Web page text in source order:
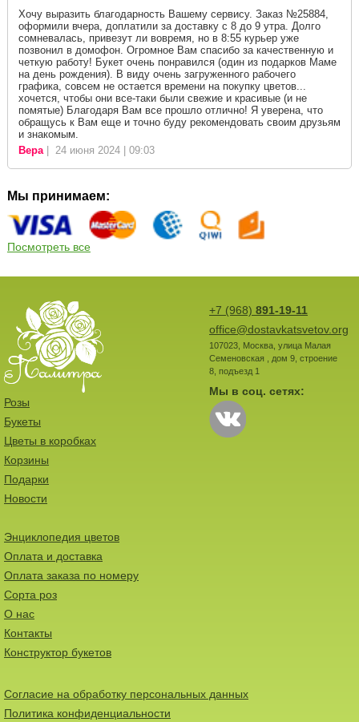
Хочу выразить благодарность Вашему сервису. Заказ №25884,
оформили вчера, доплатили за доставку с 8 до 9 утра. Долго
сомневалась, привезут ли вовремя, но в 8:55 курьер уже
позвонил в домофон. Огромное Вам спасибо за качественную и
четкую работу! Букет очень понравился (один из подарков Маме
на день рождения). В виду очень загруженного рабочего
графика, совсем не остается времени на покупку цветов...
хочется, чтобы они все-таки были свежие и красивые (и не
помятые) Благодаря Вам все прошло отлично! Я уверена, что
обращусь к Вам еще и точно буду рекомендовать своим друзьям
и знакомым.
Вера| 24 июня 2024 | 09:03
Мы принимаем:
Посмотреть все
+7 (968) 891-19-11
office@dostavkatsvetov.org
107023, Москва, улица Малая
Семеновская , дом 9, строение
8, подъезд 1
Мы в соц. сетях:
Розы
Букеты
Цветы в коробках
Корзины
Подарки
Новости
Энциклопедия цветов
Оплата и доставка
Оплата заказа по номеру
Сорта роз
О нас
Контакты
Конструктор букетов
Согласие на обработку персональных данных
Политика конфиденциальности